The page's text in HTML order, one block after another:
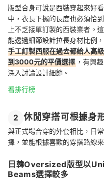
版型合身可說是西裝穿起來好
中，衣長下擺的長度也必須恰
上不乏接單訂製的西裝業者。
能透過細節設計拉長身材比例
手工訂製西服在過去都給人高
到3000元的平價選擇 ，有興
深入討論設計細節。
看排行榜
2 休閒穿搭可根據身
與正式場合穿的外套相比，日
擇，並能根據喜歡的穿搭路線
日韓Oversized版型以
Beams選擇較多